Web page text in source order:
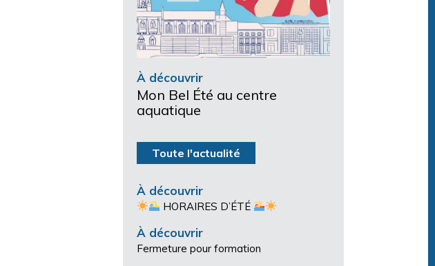
À découvrir
Mon Bel Été au centre
aquatique
Toute l'actualité
À découvrir
HORAIRES D’ÉTÉ
À découvrir
Fermeture pour formation